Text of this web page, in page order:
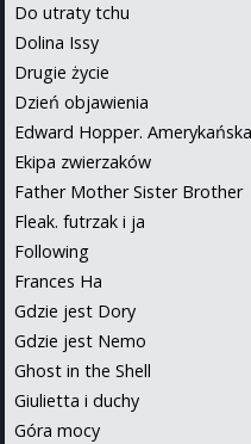
Do utraty tchu
Dolina Issy
Drugie życie
Dzień objawienia
Edward Hopper.
Ekipa zwierzaków
Father Mother Sister Brother
Fleak. futrzak i ja
Following
Frances Ha
Gdzie jest Dory
Gdzie jest Nemo
Ghost in the Shell
Giulietta i duchy
Góra mocy